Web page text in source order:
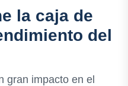
la caja de
del
gran impacto en el